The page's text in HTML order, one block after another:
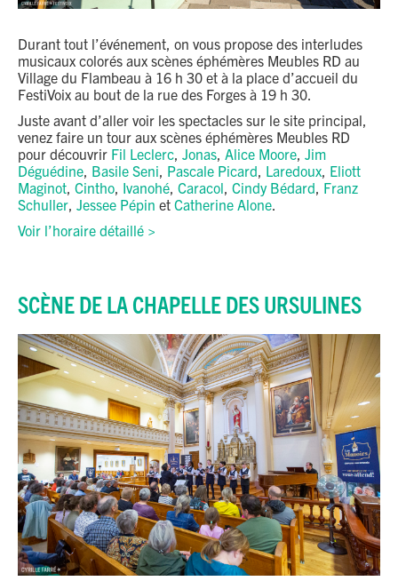
Durant tout l’événement, on vous propose des interludes
musicaux colorés aux scènes éphémères Meubles RD au
Village du Flambeau à 16 h 30 et à la place d’accueil du
FestiVoix au bout de la rue des Forges à 19 h 30.
Juste avant d’aller voir les spectacles sur le site principal,
venez faire un tour aux scènes éphémères Meubles RD
pour découvrir Fil Leclerc, Jonas, Alice Moore, Jim
Déguédine, Basile Seni, Pascale Picard, Laredoux, Eliott
Maginot, Cintho, Ivanohé, Caracol, Cindy Bédard, Franz
Schuller, Jessee Pépin et Catherine Alone.
Voir l’horaire détaillé >
SCÈNE DE LA CHAPELLE DES URSULINES